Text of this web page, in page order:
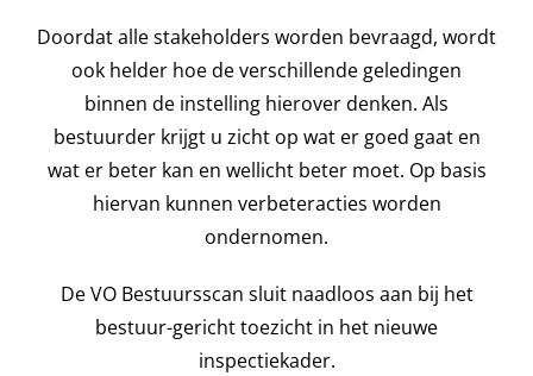
Doordat alle stakeholders worden bevraagd, wordt
ook helder hoe de verschillende geledingen
binnen de instelling hierover denken. Als
bestuurder krijgt u zicht op wat er goed gaat en
wat er beter kan en wellicht beter moet. Op basis
hiervan kunnen verbeteracties worden
ondernomen.
De VO Bestuursscan sluit naadloos aan bij het
bestuur-gericht toezicht in het nieuwe
inspectiekader.